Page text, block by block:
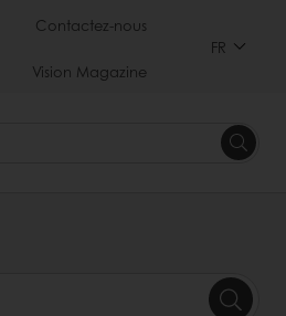
Contactez-nous
Vision Magazine
FR
Search